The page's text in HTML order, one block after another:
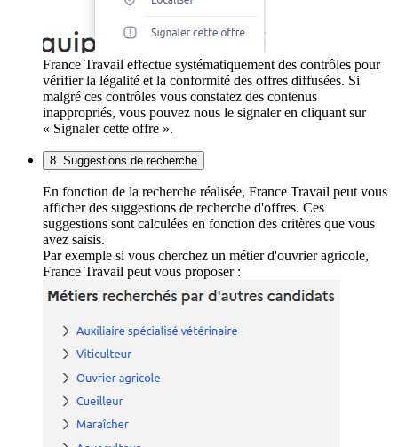
France Travail effectue systématiquement des contrôles pour
vérifier la légalité et la conformité des offres diffusées. Si
malgré ces contrôles vous constatez des contenus
inappropriés, vous pouvez nous le signaler en cliquant sur
« Signaler cette offre ».
8. Suggestions de recherche
En fonction de la recherche réalisée, France Travail peut vous
afficher des suggestions de recherche d'offres. Ces
suggestions sont calculées en fonction des critères que vous
avez saisis.
Par exemple si vous cherchez un métier d'ouvrier agricole,
France Travail peut vous proposer :